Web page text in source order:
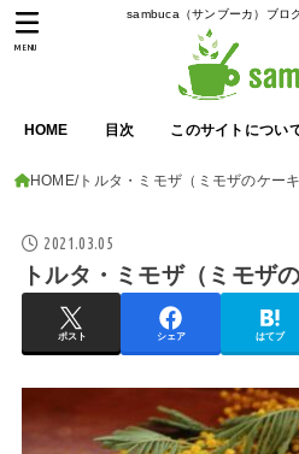
sambuca（サンブーカ）ブロ
HOME 目次 このサイトについ
MENU
HOME トルタ・ミモザ（ミモザのケーキ
2021.03.05
トルタ・ミモザ（ミモザ
ポスト シェア はてブ